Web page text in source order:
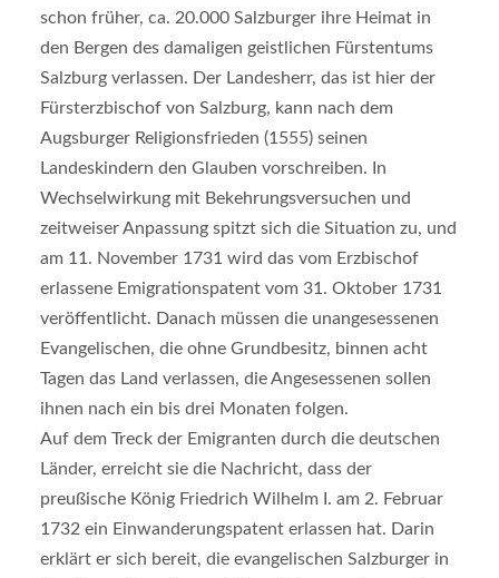
schon früher, ca. 20.000 Salzburger ihre Heimat in
den Bergen des damaligen geistlichen Fürstentums
Salzburg verlassen. Der Landesherr, das ist hier der
Fürsterzbischof von Salzburg, kann nach dem
Augsburger Religionsfrieden (1555) seinen
Landeskindern den Glauben vorschreiben. In
Wechselwirkung mit Bekehrungsversuchen und
zeitweiser Anpassung spitzt sich die Situation zu, und
am 11. November 1731 wird das vom Erzbischof
erlassene Emigrationspatent vom 31. Oktober 1731
veröffentlicht. Danach müssen die unangesessenen
Evangelischen, die ohne Grundbesitz, binnen acht
Tagen das Land verlassen, die Angesessenen sollen
ihnen nach ein bis drei Monaten folgen.
Auf dem Treck der Emigranten durch die deutschen
Länder, erreicht sie die Nachricht, dass der
preußische König Friedrich Wilhelm I. am 2. Februar
1732 ein Einwanderungspatent erlassen hat. Darin
erklärt er sich bereit, die evangelischen Salzburger in